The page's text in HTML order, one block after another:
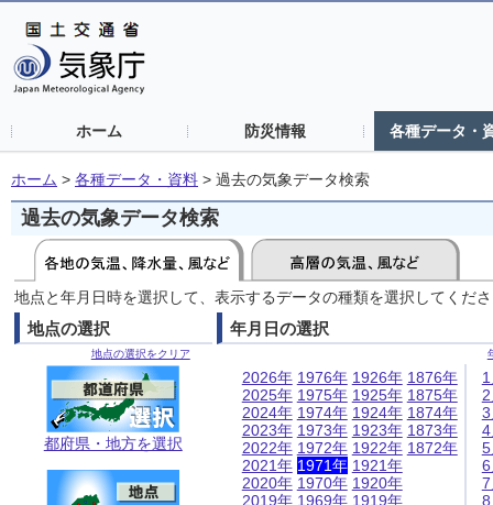
ホーム 防災情報 各種データ・
ホーム > 各種データ・資料 > 過去の気象データ検索
過去の気象データ検索
地点と年月日時を選択して、表示するデータの種類を選択してくだ
地点の選択
地点の選択をクリア
都府県・地方を選択
年月日の選択
2026年
2025年
2024年
2023年
2022年
2021年
2020年
2019年
1976年
1975年
1974年
1973年
1972年
1971年
1970年
1969年
1926年
1925年
1924年
1923年
1922年
1921年
1920年
1919年
1876年
1875年
1874年
1873年
1872年